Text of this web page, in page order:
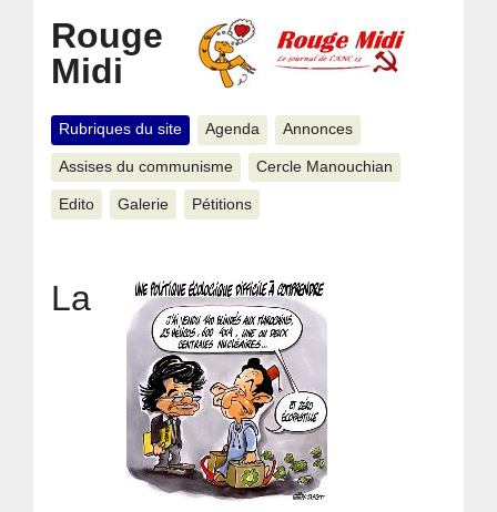
Rouge
Midi
Rubriques du site Agenda Annonces
Assises du communisme Cercle Manouchian
Edito Galerie Pétitions
La